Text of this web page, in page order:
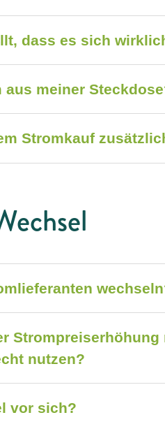
dass es sich
meiner
Stromkauf
nutzen?
vor sich?